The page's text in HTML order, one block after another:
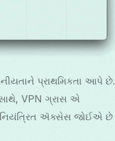
પ્રાથમિકતા આપે છે.
VPN ગ્રાસ એ
ઍક્સેસ જોઈએ છે